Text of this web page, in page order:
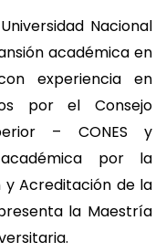
Nacional
académica en
experiencia en
por el Consejo
– CONES y
por la
y Acreditación de la
la Maestría